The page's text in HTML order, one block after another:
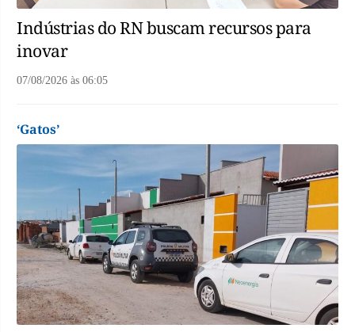
Indústrias do RN buscam recursos para
inovar
07/08/2026 às 06:05
‘Gatos’